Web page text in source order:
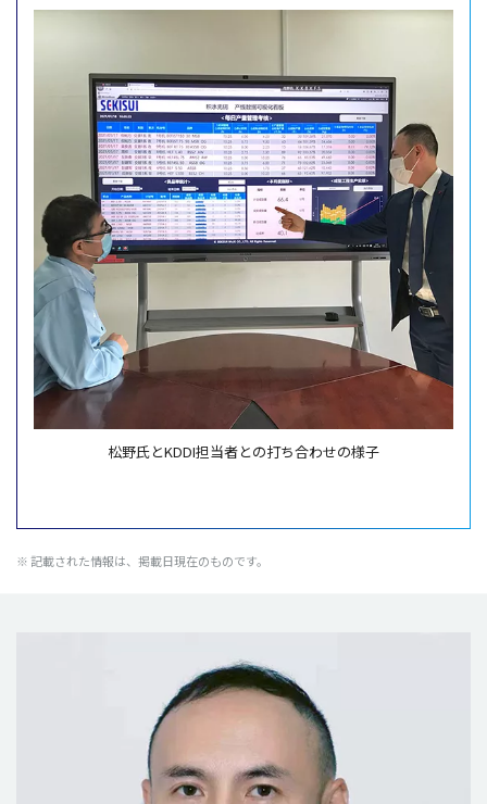
松野氏とKDDI担当者との打ち合わせの様子
※ 記載された情報は、掲載日現在のものです。